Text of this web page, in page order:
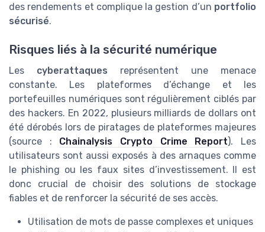
des rendements et complique la gestion d’un portfolio
sécurisé.
Risques liés à la sécurité numérique
Les cyberattaques représentent une menace
constante. Les plateformes d’échange et les
portefeuilles numériques sont régulièrement ciblés par
des hackers. En 2022, plusieurs milliards de dollars ont
été dérobés lors de piratages de plateformes majeures
(source : Chainalysis Crypto Crime Report). Les
utilisateurs sont aussi exposés à des arnaques comme
le phishing ou les faux sites d’investissement. Il est
donc crucial de choisir des solutions de stockage
fiables et de renforcer la sécurité de ses accès.
Utilisation de mots de passe complexes et uniques